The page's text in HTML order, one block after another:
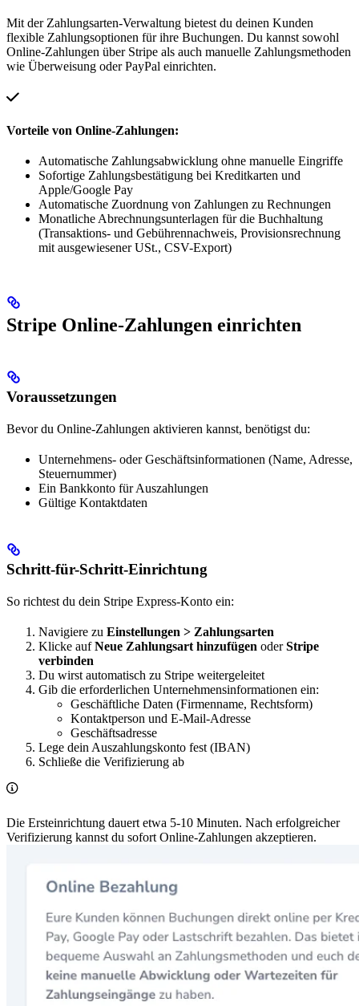
Mit der Zahlungsarten-Verwaltung bietest du deinen Kunden
flexible Zahlungsoptionen für ihre Buchungen. Du kannst sowohl
Online-Zahlungen über Stripe als auch manuelle Zahlungsmethoden
wie Überweisung oder PayPal einrichten.
Vorteile von Online-Zahlungen:
Automatische Zahlungsabwicklung ohne manuelle Eingriffe
Sofortige Zahlungsbestätigung bei Kreditkarten und
Apple/Google Pay
Automatische Zuordnung von Zahlungen zu Rechnungen
Monatliche Abrechnungsunterlagen für die Buchhaltung
(Transaktions- und Gebührennachweis, Provisionsrechnung
mit ausgewiesener USt., CSV-Export)
Stripe Online-Zahlungen einrichten
Voraussetzungen
Bevor du Online-Zahlungen aktivieren kannst, benötigst du:
Unternehmens- oder Geschäftsinformationen (Name, Adresse,
Steuernummer)
Ein Bankkonto für Auszahlungen
Gültige Kontaktdaten
Schritt-für-Schritt-Einrichtung
So richtest du dein Stripe Express-Konto ein:
Navigiere zu Einstellungen > Zahlungsarten
Klicke aufNeue Zahlungsart hinzufügen oderStripe
verbinden
Du wirst automatisch zu Stripe weitergeleitet
Gib die erforderlichen Unternehmensinformationen ein:
Geschäftliche Daten (Firmenname, Rechtsform)
Kontaktperson und E-Mail-Adresse
Geschäftsadresse
Lege dein Auszahlungskonto fest (IBAN)
Schließe die Verifizierung ab
Die Ersteinrichtung dauert etwa 5-10 Minuten. Nach erfolgreicher
Verifizierung kannst du sofort Online-Zahlungen akzeptieren.